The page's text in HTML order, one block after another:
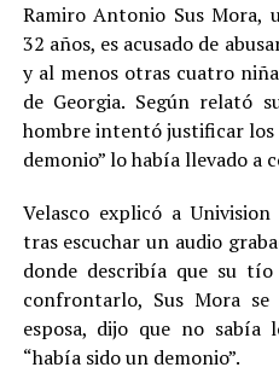
Ramiro Antonio Sus Mora,
32 años, es acusado de
y al menos otras cuatro
de Georgia. Según relató
hombre intentó justificar los
demonio” lo había llevado a
Velasco explicó a
tras escuchar un audio
donde describía que su
confrontarlo, Sus Mora
esposa, dijo que no sabía
“había sido un demonio”.